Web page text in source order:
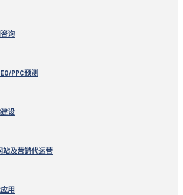
询
PPC预测
设
站及营销代运营
用